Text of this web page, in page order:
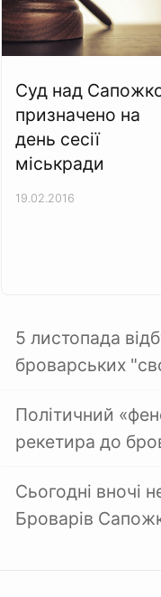
Суд над
призначено на
день сесії
міськради
19.02.2016
5 листопада
броварських
Політичний
рекетира до
Сьогодні вночі
Броварів